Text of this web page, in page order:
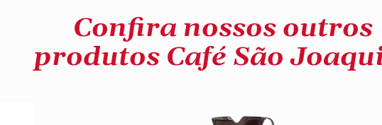
Confira nossos outros
produtos Café São